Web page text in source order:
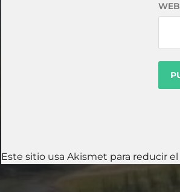
WEB
Este sitio usa Akismet para reducir